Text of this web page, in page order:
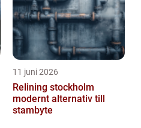
11 juni 2026
Relining stockholm
modernt alternativ till
stambyte